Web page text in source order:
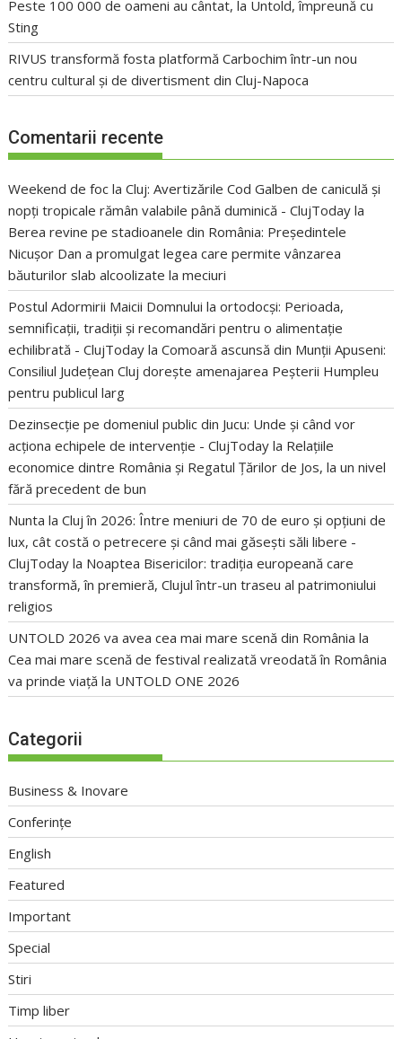
Peste 100 000 de oameni au cântat, la Untold, împreună cu
Sting
RIVUS transformă fosta platformă Carbochim într-un nou
centru cultural și de divertisment din Cluj-Napoca
Comentarii recente
Weekend de foc la Cluj: Avertizările Cod Galben de caniculă și
nopți tropicale rămân valabile până duminică - ClujToday la
Berea revine pe stadioanele din România: Președintele
Nicușor Dan a promulgat legea care permite vânzarea
băuturilor slab alcoolizate la meciuri
Postul Adormirii Maicii Domnului la ortodocși: Perioada,
semnificații, tradiții și recomandări pentru o alimentație
echilibrată - ClujToday laComoară ascunsă din Munții Apuseni:
Consiliul Județean Cluj dorește amenajarea Peșterii Humpleu
pentru publicul larg
Dezinsecție pe domeniul public din Jucu: Unde și când vor
acționa echipele de intervenție - ClujToday la Relațiile
economice dintre România și Regatul Țărilor de Jos, la un nivel
fără precedent de bun
Nunta la Cluj în 2026: Între meniuri de 70 de euro și opțiuni de
lux, cât costă o petrecere și când mai găsești săli libere -
ClujToday la Noaptea Bisericilor: tradiția europeană care
transformă, în premieră, Clujul într-un traseu al patrimoniului
religios
UNTOLD 2026 va avea cea mai mare scenă din România la
Cea mai mare scenă de festival realizată vreodată în România
va prinde viață la UNTOLD ONE 2026
Categorii
Business & Inovare
Conferințe
English
Featured
Important
Special
Stiri
Timp liber